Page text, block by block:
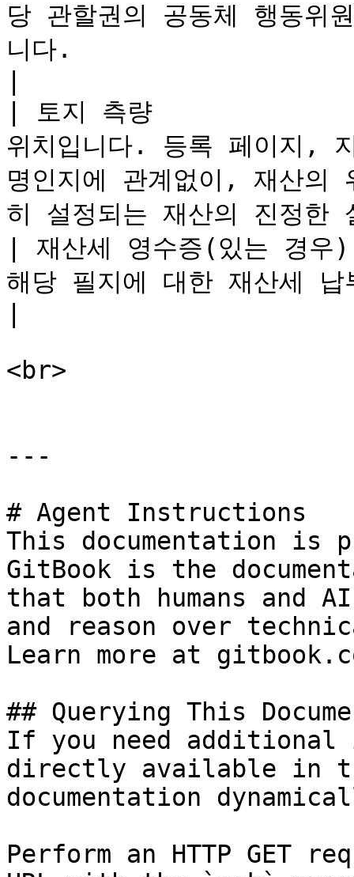
당 관할권의 공동체 행동위
니다.
| 토지 측량
위치입니다. 등록 페이지,
명인지에 관계없이, 재산의
히 설정되는 재산의 진정
| 재산세 영수증(있는
해당 필지에 대한 재산세
<br>
---
# Agent Instructions
This documentation is
GitBook is the
that both humans and
and reason over
Learn more at
## Querying This
If you need
directly available in
documentation
Perform an HTTP GET